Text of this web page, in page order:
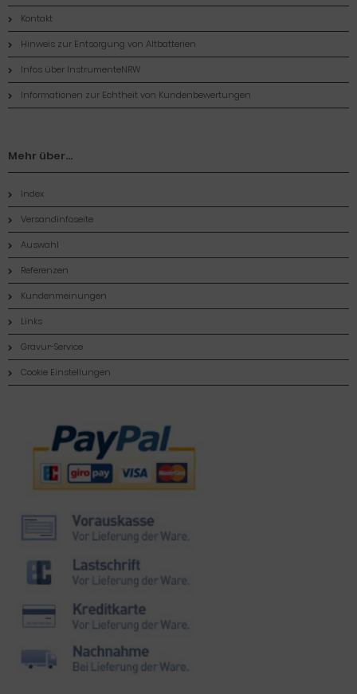
Kontakt
Hinweis zur Entsorgung von Altbatterien
Infos über InstrumenteNRW
Informationen zur Echtheit von Kundenbewertungen
Mehr über...
Index
Versandinfoseite
Auswahl
Referenzen
Kundenmeinungen
Links
Gravur-Service
Cookie Einstellungen
Zahlungsmethoden